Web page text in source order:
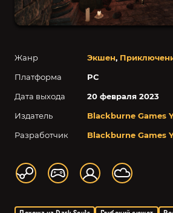
Жанр Экшен,
Платформа
PC
Дата выхода
20 февраля 2023
Издатель
Blackburne Games
Разработчик
Blackburne Games